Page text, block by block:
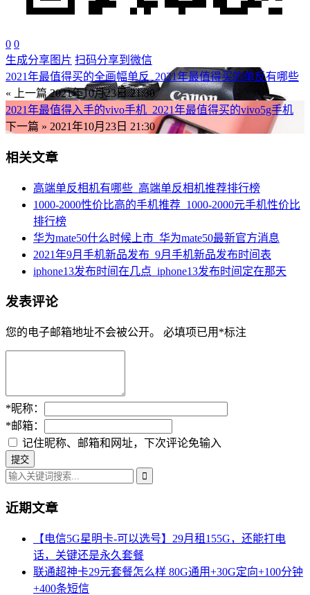
0 0
生成分享图片 扫码分享到微信
2021年最值得买的全画幅单反_2021年最值得买的单反有哪些
« 上一篇 2021年10月23日 21:30
2021年最值得入手的vivo手机_2021年最值得买的vivo5g手机
下一篇 » 2021年10月23日 21:30
相关文章
高端单反相机有哪些_高端单反相机推荐排行榜
1000-2000性价比高的手机推荐_1000-2000元手机性价比
排行榜
华为mate50什么时候上市_华为mate50最新官方消息
2021年9月手机新品发布_9月手机新品发布时间表
iphone13发布时间在几点_iphone13发布时间定在那天
发表评论
您的电子邮箱地址不会被公开。 必填项已用 *标注
*昵称：
*邮箱：
记住昵称、邮箱和网址，下次评论免输入
近期文章
【电信5G星明卡-可以选号】29月租155G，还能打电
话，关键还是永久套餐
联通超神卡29元套餐怎么样 80G通用+30G定向+100分钟
+400条短信